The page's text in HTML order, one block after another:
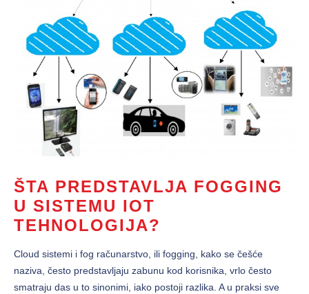
ŠTA PREDSTAVLJA FOGGING
U SISTEMU IOT
TEHNOLOGIJA?
Cloud sistemi i fog računarstvo, ili fogging, kako se češće
naziva, često predstavljaju zabunu kod korisnika, vrlo često
smatraju das u to sinonimi, iako postoji razlika. A u praksi sve